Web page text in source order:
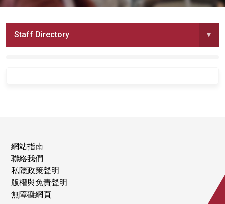
Staff Directory ▾
網站指南
聯絡我們
私隱政策聲明
版權與免責聲明
無障礙網頁